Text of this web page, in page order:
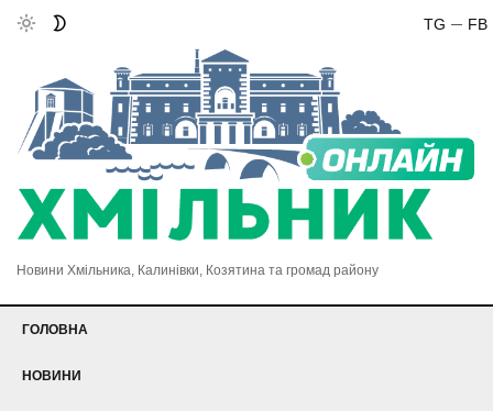
FB
TG
Новини Хмільника, Калинівки, Козятина та громад району
ГОЛОВНА
НОВИНИ